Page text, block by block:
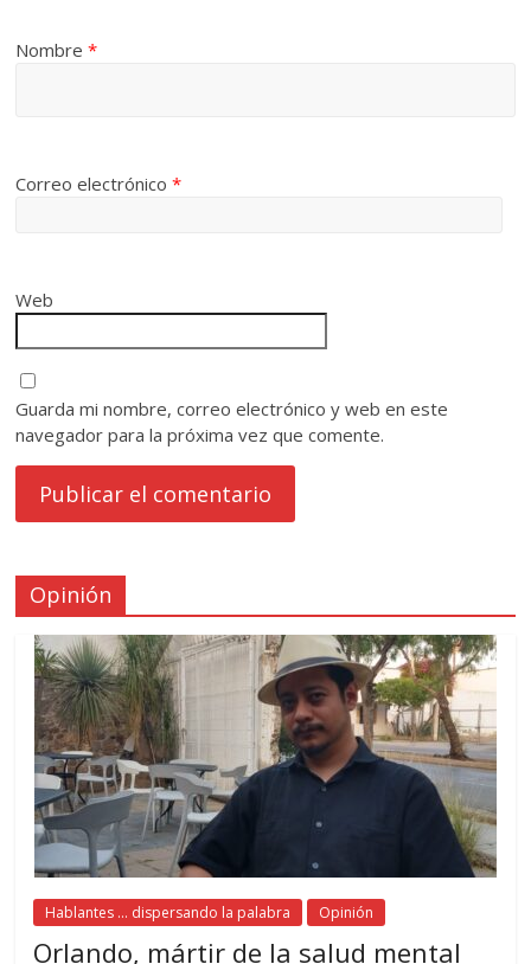
Nombre*
Correo electrónico*
Web
Guarda mi nombre, correo electrónico y web en este
navegador para la próxima vez que comente.
Opinión
Hablantes ... dispersando la palabra Opinión
Orlando, mártir de la salud mental